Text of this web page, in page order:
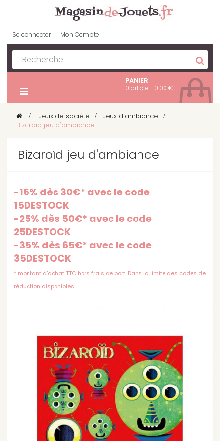
Se connecter Mon Compte
PANIER
0 article - 0.00 €
> Jeux de société > Jeux d'ambiance >
Bizaroïd jeu d'ambiance
Bizaroïd jeu d'ambiance
-15% dès 30€* avec le code
15DESTOCK
-25% dès 50€* avec le code
25DESTOCK
-35% dès 65€* avec le code
35DESTOCK
* montant d'achat TTC hors frais de port. Dans la limite des codes de
réduction disponibles.